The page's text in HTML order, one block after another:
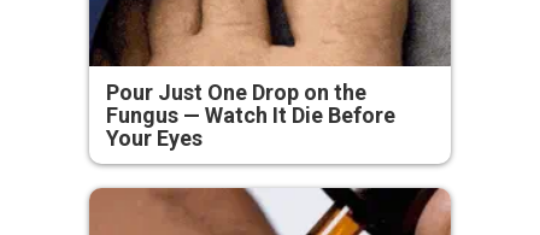
Pour Just One Drop on the
Fungus — Watch It Die Before
Your Eyes